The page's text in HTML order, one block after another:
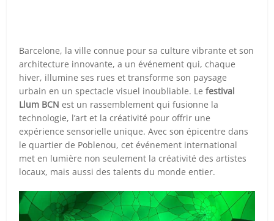
Barcelone, la ville connue pour sa culture vibrante et son
architecture innovante, a un événement qui, chaque
hiver, illumine ses rues et transforme son paysage
urbain en un spectacle visuel inoubliable. Lefestival
Llum BCN est un rassemblement qui fusionne la
technologie, l’art et la créativité pour offrir une
expérience sensorielle unique. Avec son épicentre dans
le quartier de Poblenou, cet événement international
met en lumière non seulement la créativité des artistes
locaux, mais aussi des talents du monde entier.